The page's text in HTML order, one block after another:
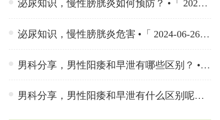
泌尿知识，慢性膀胱炎如何预防？ •「 2024-06-26 」
泌尿知识，慢性膀胱炎危害 •「 2024-06-26 」
男科分享，男性阳痿和早泄有哪些区别？ •「 2024-06-25 」
男科分享，男性阳痿和早泄有什么区别呢？ •「 2024-06-25 」